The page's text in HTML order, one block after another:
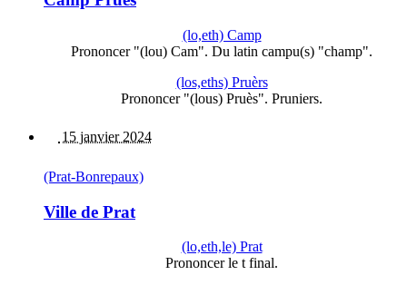
(lo,eth) Camp
Prononcer "(lou) Cam". Du latin campu(s) "champ".
(los,eths) Pruèrs
Prononcer "(lous) Pruès". Pruniers.
15 janvier 2024
(Prat-Bonrepaux)
Ville de Prat
(lo,eth,le) Prat
Prononcer le t final.